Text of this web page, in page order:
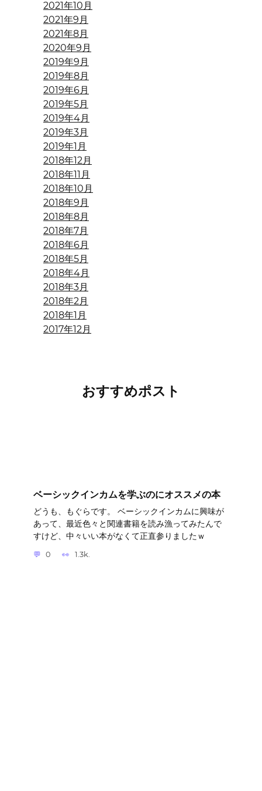
2021年10月
2021年9月
2021年8月
2020年9月
2019年9月
2019年8月
2019年6月
2019年5月
2019年4月
2019年3月
2019年1月
2018年12月
2018年11月
2018年10月
2018年9月
2018年8月
2018年7月
2018年6月
2018年5月
2018年4月
2018年3月
2018年2月
2018年1月
2017年12月
おすすめポスト
ベーシックインカムを学ぶのにオススメの本
どうも、もぐらです。 ベーシックインカムに興味が
あって、最近色々と関連書籍を読み漁ってみたんで
すけど、中々いい本がなくて正直参りましたｗ
0 1.3k.